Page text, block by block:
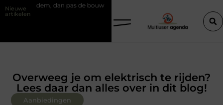
Nieuwe
artikelen
pas de bouw Slim kiezen voor wisselweer met een tussenjas
Overweeg je om elektrisch te rijden?
Lees daar dan alles over in dit blog!
Aanbiedingen